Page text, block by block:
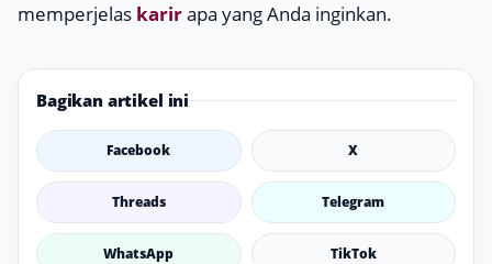
memperjelas karirapa yang Anda inginkan.
Bagikan artikel ini
Facebook X
Threads Telegram
WhatsApp TikTok